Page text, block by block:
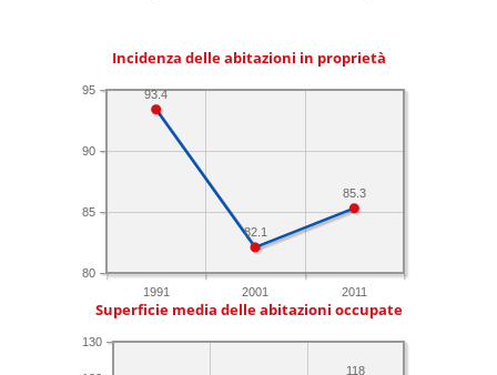
Incidenza delle abitazioni in proprietà
1991 2001 2011
80
85
90
95
85.3
82.1
93.4
Superficie media delle abitazioni occupate
130
118